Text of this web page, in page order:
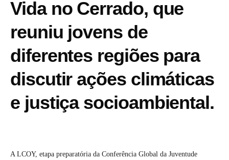
Vida no Cerrado, que
reuniu jovens de
diferentes regiões para
discutir ações climáticas
e justiça socioambiental.
A LCOY, etapa preparatória da Conferência Global da Juventude